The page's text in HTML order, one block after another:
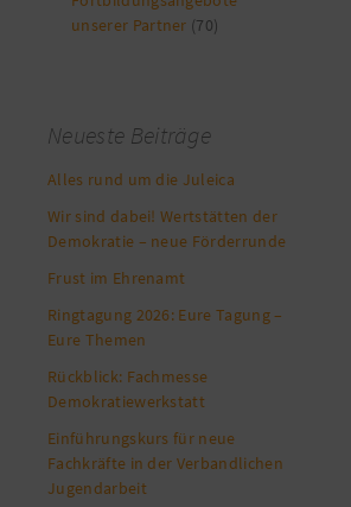
unserer Partner (70)
Neueste Beiträge
Alles rund um die Juleica
Wir sind dabei! Wertstätten der
Demokratie – neue Förderrunde
Frust im Ehrenamt
Ringtagung 2026: Eure Tagung –
Eure Themen
Rückblick: Fachmesse
Demokratiewerkstatt
Einführungskurs für neue
Fachkräfte in der Verbandlichen
Jugendarbeit